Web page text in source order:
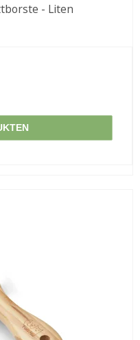
- Liten